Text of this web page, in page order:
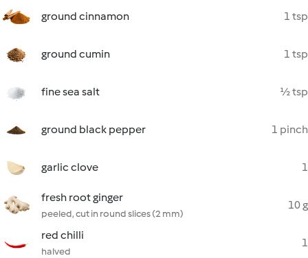
ground cinnamon 1 tsp
ground cumin 1 tsp
fine sea salt ½ tsp
ground black pepper 1 pinch
garlic clove 1
fresh root ginger
peeled, cut in round slices (2 mm)
10 g
red chilli
halved
1